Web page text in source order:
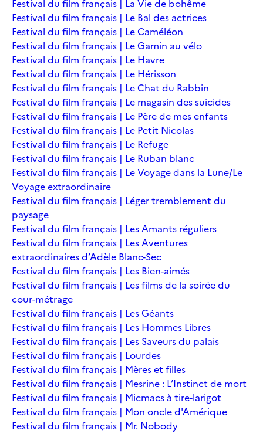
Festival du film français | La Vie de bohême
Festival du film français | Le Bal des actrices
Festival du film français | Le Caméléon
Festival du film français | Le Gamin au vélo
Festival du film français | Le Havre
Festival du film français | Le Hérisson
Festival du film français | Le Chat du Rabbin
Festival du film français | Le magasin des suicides
Festival du film français | Le Père de mes enfants
Festival du film français | Le Petit Nicolas
Festival du film français | Le Refuge
Festival du film français | Le Ruban blanc
Festival du film français | Le Voyage dans la Lune/Le
Voyage extraordinaire
Festival du film français | Léger tremblement du
paysage
Festival du film français | Les Amants réguliers
Festival du film français | Les Aventures
extraordinaires d’Adèle Blanc-Sec
Festival du film français | Les Bien-aimés
Festival du film français | Les films de la soirée du
cour-métrage
Festival du film français | Les Géants
Festival du film français | Les Hommes Libres
Festival du film français | Les Saveurs du palais
Festival du film français | Lourdes
Festival du film français | Mères et filles
Festival du film français | Mesrine : L’Instinct de mort
Festival du film français | Micmacs à tire-larigot
Festival du film français | Mon oncle d'Amérique
Festival du film français | Mr. Nobody